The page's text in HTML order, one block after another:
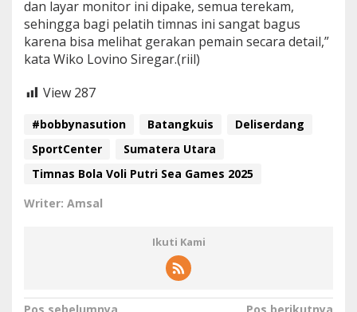
dan layar monitor ini dipake, semua terekam,
sehingga bagi pelatih timnas ini sangat bagus
karena bisa melihat gerakan pemain secara detail,”
kata Wiko Lovino Siregar.(riil)
View 287
#bobbynasution Batangkuis
Deliserdang
SportCenter
Sumatera Utara
Timnas Bola Voli Putri Sea Games 2025
Writer: Amsal
Ikuti Kami
Pos sebelumnya Pos berikutnya